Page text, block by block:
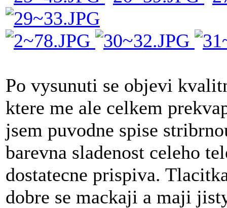
Po vysunuti se objevi
ktere me ale celkem
jsem puvodne spise
barevna sladenost celeho
dostatecne prispiva.
dobre se mackaji a maji